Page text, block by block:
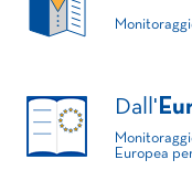
Dall'
Europea